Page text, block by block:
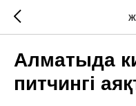
Алматыда
питчингі